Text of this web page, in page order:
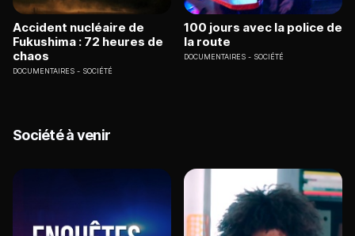
Accident nucléaire de
Fukushima : 72 heures de
chaos
DOCUMENTAIRES SOCIÉTÉ
100 jours avec la police de
la route
DOCUMENTAIRES SOCIÉTÉ
Société à venir